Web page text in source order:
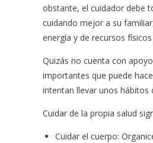
obstante, el cuidador debe
cuidando mejor a su
energía y de recursos
Quizás no cuenta con
importantes que puede
intentan llevar unos hábitos
Cuidar de la propia salud
Cuidar el cuerpo: